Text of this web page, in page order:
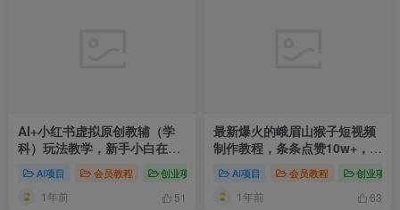
AI+小红书虚拟原创教辅（学
科）玩法教学，新手小白在小
AI项目 会员教程 创业项目 AI赚钱法则 新媒体项目 爆
1年前 51
最新爆火的峨眉山猴子短视频
制作教程，条条点赞10w+，谁
AI项目 会员教程 创业项目
1年前 63